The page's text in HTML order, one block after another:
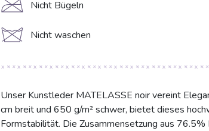
C Nicht Bügeln
d Nicht waschen
Unser Kunstleder MATELASSE noir vereint
cm breit und 650 g/m² schwer, bietet dieses
Formstabilität. Die Zusammensetzung aus